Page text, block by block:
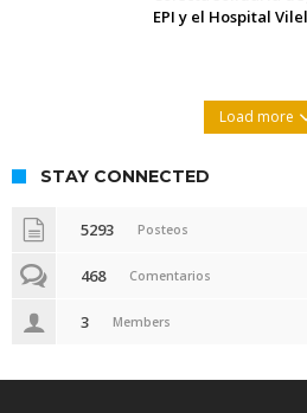
EPI y el Hospital
Load more
STAY CONNECTED
5293 Posteos
468 Comentarios
3 Members